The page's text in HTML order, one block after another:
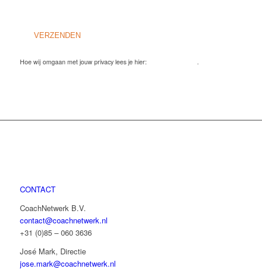
Hoe wij omgaan met jouw privacy lees je hier:
CONTACT
CoachNetwerk B.V.
contact@coachnetwerk.nl
+31 (0)85 – 060 3636
José Mark, Directie
jose.mark@coachnetwerk.nl